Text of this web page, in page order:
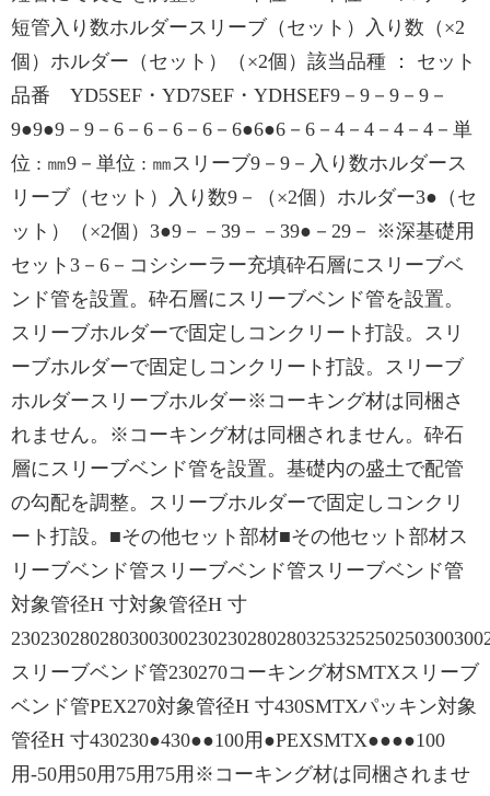
短管入り数ホルダースリーブ（セット）入り数（×2
個）ホルダー（セット）（×2個）該当品種 ： セット
品番 YD5SEF・YD7SEF・YDHSEF9－9－9－9－
9●9●9－9－6－6－6－6－6●6●6－6－4－4－4－4－単
位 : ㎜9－単位 : ㎜スリーブ9－9－入り数ホルダース
リーブ（セット）入り数9－（×2個）ホルダー3●（セ
ット）（×2個）3●9－－39－－39●－29－ ※深基礎⽤
セット3－6－コシシーラー充填砕石層にスリーブベ
ンド管を設置。砕石層にスリーブベンド管を設置。
スリーブホルダーで固定しコンクリート打設。スリ
ーブホルダーで固定しコンクリート打設。スリーブ
ホルダースリーブホルダー※コーキング材は同梱さ
れません。※コーキング材は同梱されません。砕石
層にスリーブベンド管を設置。基礎内の盛土で配管
の勾配を調整。スリーブホルダーで固定しコンクリ
ート打設。■その他セット部材■その他セット部材ス
リーブベンド管スリーブベンド管スリーブベンド管
対象管径H 寸対象管径H 寸
スリーブベンド管230270コーキング材SMTXスリーブ
ベンド管PEX270対象管径H 寸430SMTXパッキン対象
管径H 寸430230●430●●100用●PEXSMTX●●●●100
用-50用50用75用75用※コーキング材は同梱されませ